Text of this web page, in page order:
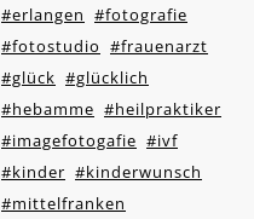
#erlangen #fotografie
#fotostudio #frauenarzt
#glück #glücklich
#hebamme #heilpraktiker
#imagefotogafie #ivf
#kinder #kinderwunsch
#mittelfranken